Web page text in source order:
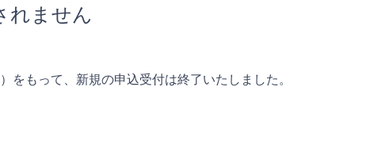
れません
もって、新規の申込受付は終了いたしました。